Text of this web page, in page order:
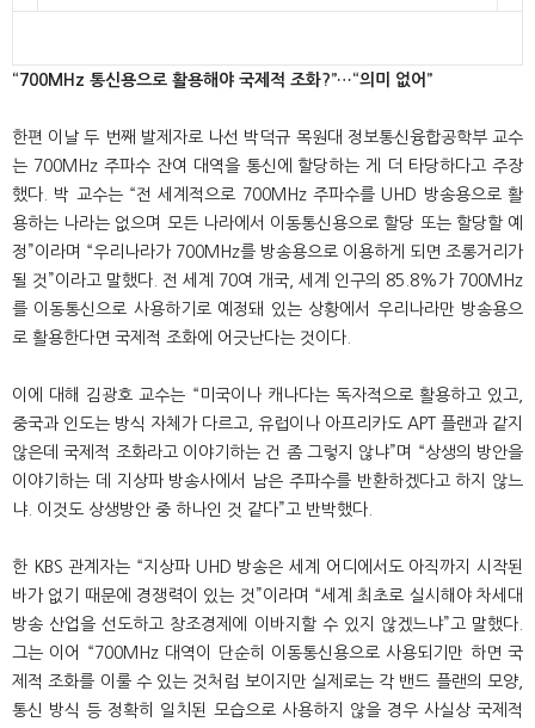
“700MHz 통신용으로 활용해야 국제적 조화?”…“의미 없어 ”
한편 이날 두 번째 발제자로 나선 박덕규 목원대 정보통신융합공학부 교수
는 700MHz 주파수 잔여 대역을 통신에 할당하는 게 더 타당하다고 주장
했다
박 교수는 “전 세계적으로 700MHz주파수를 UHD 방송용으로 활
용하는 나라는 없으며 모든 나라에서 이동통신용으로 할당 또는 할당할 예
정 ”이라며 “우리나라가 700MHz를 방송용으로 이용하게 되면 조롱거리가
될 것 ”이라고 말했다 전 세계 70여 개국 세계 인구의 85.8% 가 700MHz
를 이동통신으로 사용하기로 예정돼 있는 상황에서 우리나라만 방송용으
로 활용한다면 국제적 조화에 어긋난다는 것이다
이에 대해 김광호 교수는 “ 미국이나 캐나다는 독자적으로 활용하고 있고
중국과 인도는 방식 자체가 다르고 유럽이나 아프리카도 APT 플랜과 같지
않은데 국제적 조화라고 이야기하는 건 좀 그렇지 않냐”며 “상생의 방안을
이야기하는 데 지상파 방송사에서 남은 주파수를 반환하겠다고 하지 않느
냐
이것도 상생방안 중 하나인 것 같다”고 반박했다
한 KBS관계자는 “지상파 UHD 방송은 세계 어디에서도 아직까지 시작된
바가 없기 때문에 경쟁력이 있는 것 ”이라며 “세계 최초로 실시해야 차세대
방송 산업을 선도하고 창조경제에 이바지할 수 있지 않겠느냐”고 말했다
그는 이어 “700MHz 대역이 단순히 이동통신용으로 사용되기만 하면 국
제적 조화를 이룰 수 있는 것처럼 보이지만 실제로는 각 밴드 플랜의 모양
통신 방식 등 정확히 일치된 모습으로 사용하지 않을 경우 사실상 국제적